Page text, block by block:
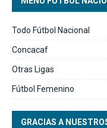
Todo Fútbol Nacional
Concacaf
Otras Ligas
Fútbol Femenino
GRACIAS A